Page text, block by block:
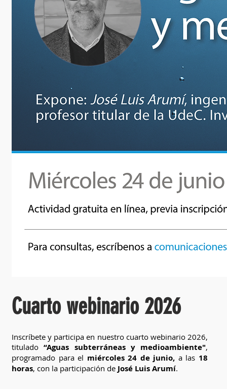
Cuarto webinario 2026
Inscríbete y participa en nuestro cuarto webinario 2026,
titulado“Aguas subterráneas y medioambiente",
programado para el miércoles 24 de junio, a las 18
horas, con la participación de José Luis Arumí.